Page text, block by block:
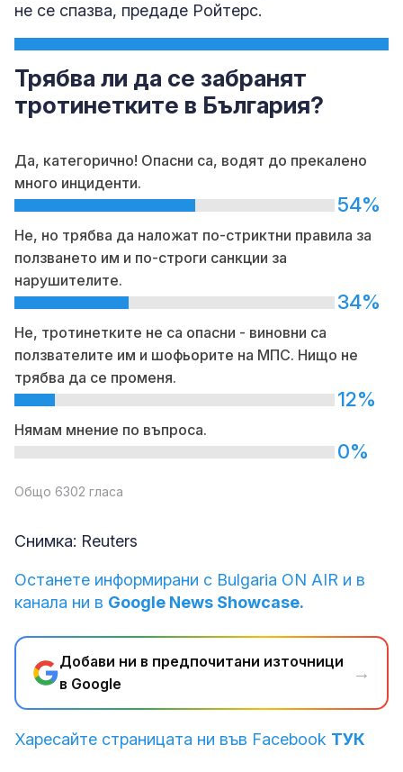
не се спазва, предаде Ройтерс.
Трябва ли да се забранят
тротинетките в България?
Да, категорично! Опасни са, водят до прекалено
много инциденти.
54%
Не, но трябва да наложат по-стриктни правила за
ползването им и по-строги санкции за
нарушителите.
34%
Не, тротинетките не са опасни - виновни са
ползвателите им и шофьорите на МПС. Нищо не
трябва да се променя.
12%
Нямам мнение по въпроса.
0%
Общо 6302 гласа
Снимка: Reuters
Останете информирани с Bulgaria ON AIR и в
канала ни в Google News Showcase.
Добави ни в предпочитани източници
в Google
→
Харесайте страницата ни във Facebook ТУК